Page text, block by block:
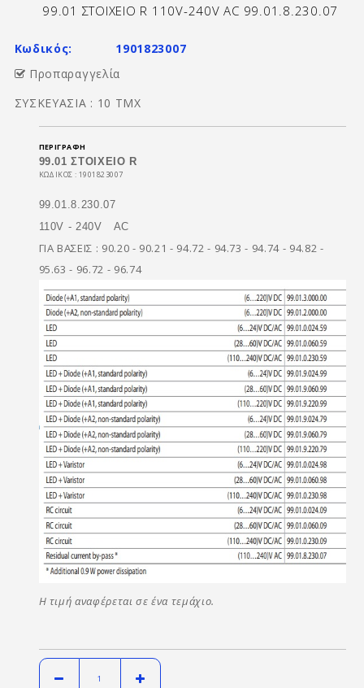
99.01 ΣΤΟΙΧΕΙΟ R 110V-240V AC 99.01.8.230.07
Κωδικός:
1901823007
Προπαραγγελία
ΣΥΣΚΕΥΑΣΙΑ : 10 TMX
ΠΕΡΙΓΡΑΦΉ
99.01 ΣΤΟΙΧΕΙΟ R
ΚΩΔΙΚΟΣ : 1901823007
99.01.8.230.07
110V - 240V AC
ΓΙΑ ΒΑΣΕΙΣ : 90.20 - 90.21 - 94.72 - 94.73 - 94.74 - 94.82 -
95.63 - 96.72 - 96.74
Η τιμή αναφέρεται σε ένα τεμάχιο.